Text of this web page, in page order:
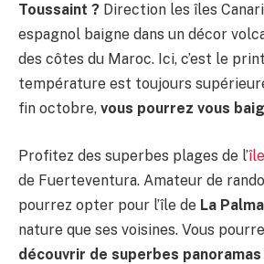
Toussaint ? Direction les îles
espagnol baigne dans un décor
des côtes du Maroc. Ici, c’est le
température est toujours
fin octobre, vous pourrez vous
Profitez des superbes plages de l’
de Fuerteventura. Amateur de
pourrez opter pour l’île de La Palma
nature que ses voisines. Vous
découvrir de superbes panoramas